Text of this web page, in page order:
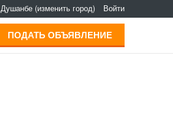
Душанбе (изменить город) Войти
ПОДАТЬ ОБЪЯВЛЕНИЕ